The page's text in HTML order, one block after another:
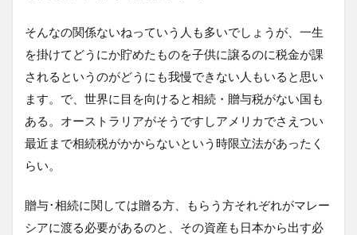
そんなの関係ないねっていう人も多いでしょうが、一生
を掛けてどうにか貯めたものを子供に譲るのに税金が課
されるというのがどうにも我慢できない人もいると思い
ます。で、世界に目を向けると相続・贈与税がない国も
ある。オーストラリアがそうですしアメリカでさえつい
最近まで相続税がかからないという時限立法があったく
らい。
贈与･相続に関しては贈る方、もらう方それぞれがマレー
シアに渡る必要があるのと、その資産も日本から出す必